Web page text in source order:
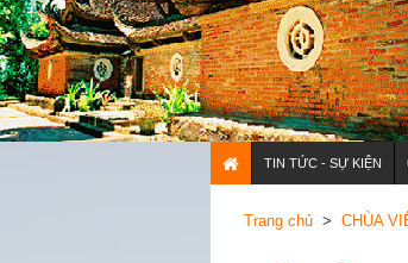
TIN TỨC - SỰ KIỆN
Trang chủ> CHÙA